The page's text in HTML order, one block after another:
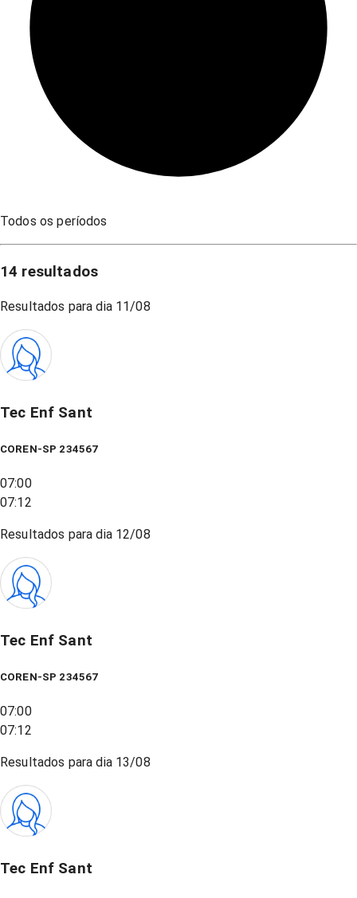
Todos os períodos
14 resultados
Resultados para dia 11/08
Tec Enf Sant
COREN-SP 234567
07:00
07:12
Resultados para dia 12/08
Tec Enf Sant
COREN-SP 234567
07:00
07:12
Resultados para dia 13/08
Tec Enf Sant